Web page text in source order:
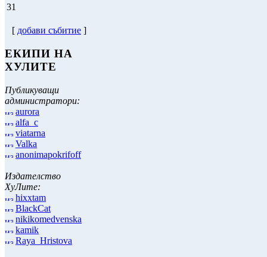
31
[ добави събитие ]
ЕКИПИ НА
ХУЛИТЕ
Публикуващи
администратори:
aurora
alfa_c
viatarna
Valka
anonimapokrifoff
Издателство
ХуЛите:
hixxtam
BlackCat
nikikomedvenska
kamik
Raya_Hristova